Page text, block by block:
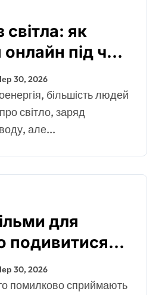
світла: як
під час
30, 2026
світло, заряд
але...
для
подивитися
30, 2026